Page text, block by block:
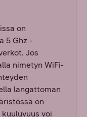
on
5 Ghz -
Jos
nimetyn WiFi-
langattoman
on
voi